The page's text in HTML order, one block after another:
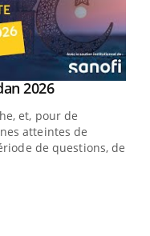
2026Youtube
et, pour de
atteintes de
de questions, de